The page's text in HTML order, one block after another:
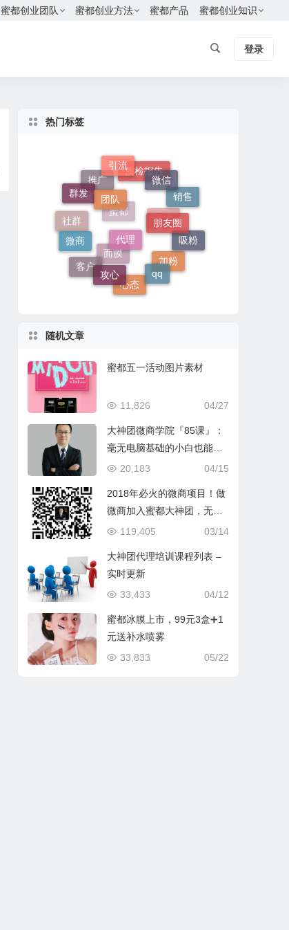
蜜都创业团队 蜜都创业方法 蜜都产品 蜜都创业知识
登录
热门标签
团队
代理
朋友圈
微信
引流
群发
微商
攻心 qq
吸粉
销售
质检报告
推广
社群
客户
心态
加粉
话术
蜜都
面膜
随机文章
蜜都五一活动图片素材
04/27
11,826
大神团微商学院『85课』：
毫无电脑基础的小白也能批
量加到真实、活跃、本地
高效率留存粉丝和有效转化
04/15
20,183
2018年必火的微商项目！做
微商加入蜜都大神团，无敌
模式手把手培训（快速成交
粉引流+招代理带团队）成为
蜜都龙虎榜微商大咖月入百
万！
03/14
119,405
大神团代理培训课程列表 –
实时更新
04/12
33,433
蜜都冰膜上市，99元3盒➕1
元送补水喷雾
05/22
33,833